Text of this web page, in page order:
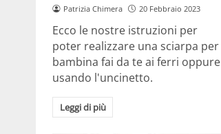
Patrizia Chimera 20 Febbraio 2023
Ecco le nostre istruzioni per
poter realizzare una sciarpa per
bambina fai da te ai ferri oppure
usando l'uncinetto.
Leggi di più